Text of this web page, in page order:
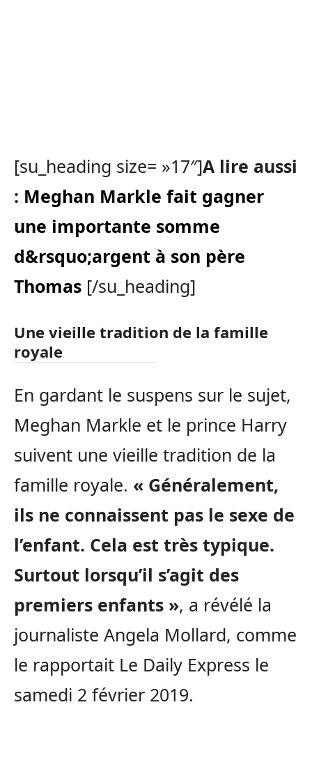
[su_heading size= »17″]A lire aussi
: Meghan Markle fait gagner
une importante somme
d&rsquo;argent à son père
Thomas [/su_heading]
Une vieille tradition de la famille
royale
En gardant le suspens sur le sujet,
Meghan Markle et le prince Harry
suivent une vieille tradition de la
famille royale. « Généralement,
ils ne connaissent pas le sexe de
l’enfant. Cela est très typique.
Surtout lorsqu’il s’agit des
premiers enfants », a révélé la
journaliste Angela Mollard, comme
le rapportait Le Daily Express le
samedi 2 février 2019.